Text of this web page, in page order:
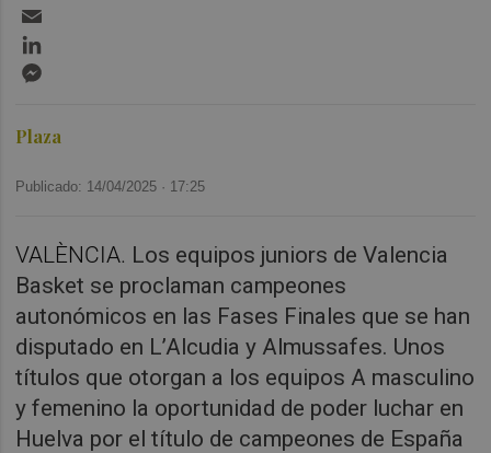
Plaza
Publicado: 14/04/2025 · 17:25
VALÈNCIA. Los equipos juniors de Valencia
Basket se proclaman campeones
autonómicos en las Fases Finales que se han
disputado en L’Alcudia y Almussafes. Unos
títulos que otorgan a los equipos A masculino
y femenino la oportunidad de poder luchar en
Huelva por el título de campeones de España